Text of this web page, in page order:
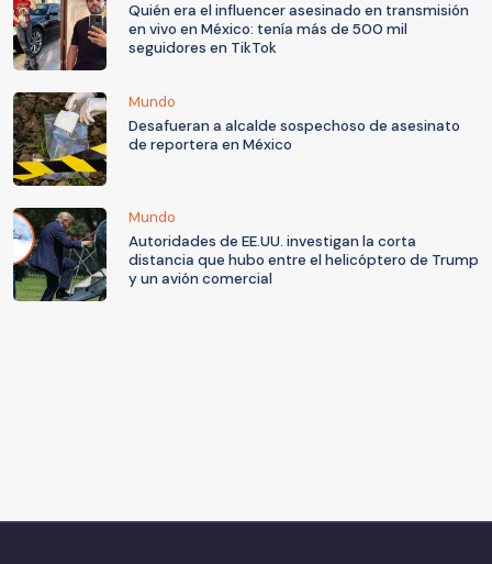
Quién era el influencer asesinado en transmisión
en vivo en México: tenía más de 500 mil
seguidores en TikTok
Mundo
Desafueran a alcalde sospechoso de asesinato
de reportera en México
Mundo
Autoridades de EE.UU. investigan la corta
distancia que hubo entre el helicóptero de Trump
y un avión comercial